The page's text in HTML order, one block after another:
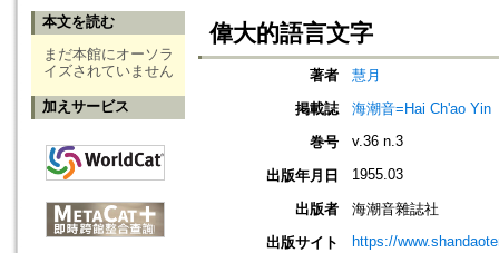
本文を読む
まだ本館にオーソラ
イズされていません
加えサービス
偉大的語言文字
著者
慧月
掲載誌
海潮音=Hai Ch'ao Yin
巻号
v.36 n.3
出版年月日 1955.03
出版者
海潮音雜誌社
出版サイト
https://